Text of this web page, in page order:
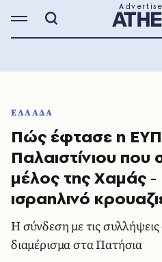
ΕΛΛΑΔΑ
Πώς έφτασε η ΕΥΠ
Παλαιστίνιου
μέλος της Χαμάς
ισραηλινό
Η σύνδεση με τις
διαμέρισμα στα Πατήσια